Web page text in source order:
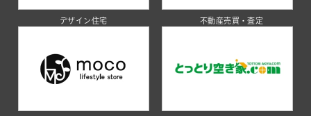
デザイン住宅 不動産売買・査定